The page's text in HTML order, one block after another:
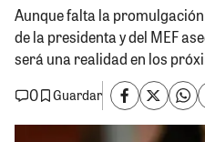
Aunque falta la
de la presidenta y del MEF
será una realidad en los
0
Guardar